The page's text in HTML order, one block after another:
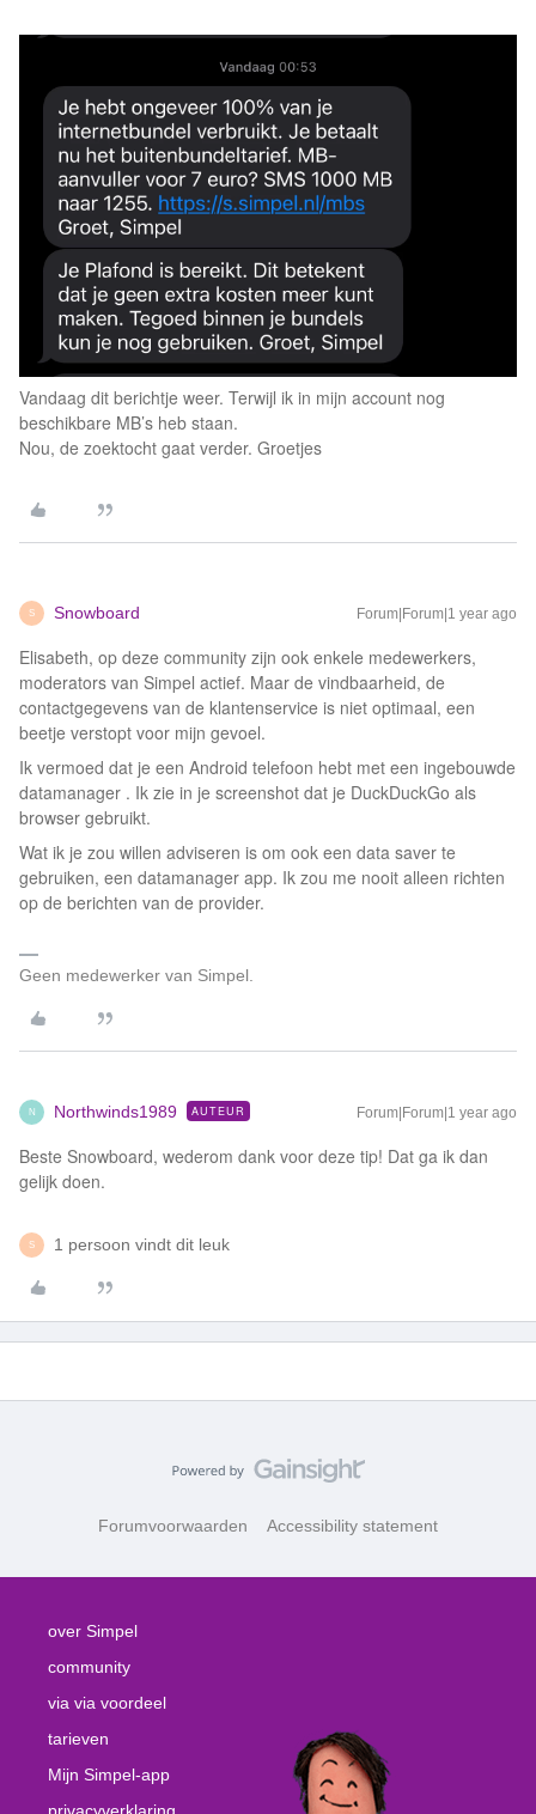
Vandaag dit berichtje weer. Terwijl ik in mijn account nog
beschikbare MB’s heb staan.
Nou, de zoektocht gaat verder. Groetjes
S Snowboard Forum|Forum|1 year ago
Elisabeth, op deze community zijn ook enkele medewerkers,
moderators van Simpel actief. Maar de vindbaarheid, de
contactgegevens van de klantenservice is niet optimaal, een
beetje verstopt voor mijn gevoel.
Ik vermoed dat je een Android telefoon hebt met een ingebouwde
datamanager . Ik zie in je screenshot dat je DuckDuckGo als
browser gebruikt.
Wat ik je zou willen adviseren is om ook een data saver te
gebruiken, een datamanager app. Ik zou me nooit alleen richten
op de berichten van de provider.
Geen medewerker van Simpel.
N Northwinds1989 AUTEUR Forum|Forum|1 year ago
Beste Snowboard, wederom dank voor deze tip! Dat ga ik dan
gelijk doen.
S 1 persoon vindt dit leuk
Forumvoorwaarden Accessibility statement
over Simpel
community
via via voordeel
tarieven
Mijn Simpel-app